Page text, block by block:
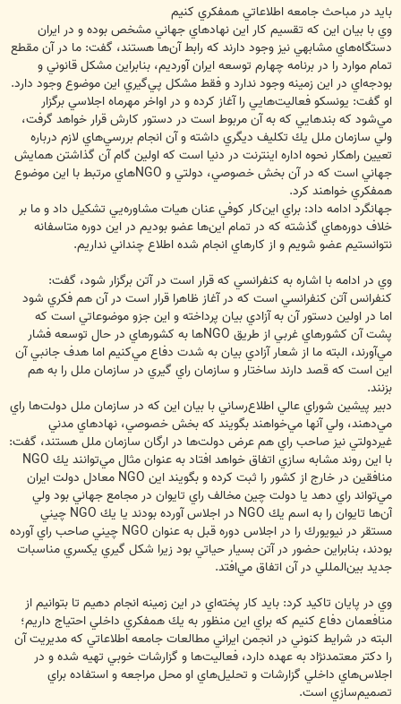
بايد در مباحث جامعه اطلاعاتي همفكري كنيم
وي با بيان اين كه تقسيم كار اين نهادهاي جهاني مشخص بوده و در ايران
دستگاه‌هاي مشابهي نيز وجود دارند كه رابط آن‌ها هستند، گفت: ما در آن مقطع
تمام موارد را در برنامه چهارم توسعه ايران آورديم، بنابراين مشكل قانوني و
بودجه‌اي در اين زمينه وجود ندارد و فقط مشكل پي‌گيري اين موضوع وجود دارد.
او گفت: يونسكو فعاليت‌هايي را آغاز كرده و در اواخر مهرماه اجلاسي برگزار
مي‌شود كه بندهايي كه به آن مربوط است در دستور كارش قرار خواهد گرفت،
ولي سازمان ملل يك تكليف ديگري داشته و آن انجام بررسي‌هاي لازم درباره
تعيين راهكار نحوه اداره اينترنت در دنيا است كه اولين گام آن گذاشتن همايش
جهاني است كه در آن بخش خصوصي، دولتي و NGOهاي مرتبط با اين موضوع
همفكري خواهند كرد.
جهانگرد ادامه داد: براي اين‌كار كوفي عنان هيات مشاوره‌يي تشكيل داد و ما بر
خلاف دوره‌هاي گذشته كه در تمام اين‌ها عضو بوديم در اين دوره متاسفانه
نتوانستيم عضو شويم و از كارهاي انجام شده اطلاع چنداني نداريم.
وي در ادامه با اشاره به كنفرانسي كه قرار است در آتن برگزار شود، گفت:
كنفرانس آتن كنفرانسي است كه در آغاز ظاهرا قرار است در آن هم فكري شود
اما در اولين دستور آن به آزادي بيان پرداخته و اين جزو موضوعاتي است كه
پشت آن كشورهاي غربي از طريق NGOها به كشورهاي در حال توسعه فشار
مي‌آورند، البته ما از شعار آزادي بيان به شدت دفاع مي‌كنيم اما هدف جانبي آن
اين است كه قصد دارند ساختار و سازمان راي گيري در سازمان ملل را به هم
بزنند.
دبير پيشين شوراي عالي اطلاع‌رساني با بيان اين كه در سازمان ملل دولت‌ها راي
مي‌دهند، ولي آنها مي‌خواهند بگويند كه بخش خصوصي، نهادهاي مدني
غيردولتي نيز صاحب راي هم عرض دولت‌ها در ارگان سازمان ملل هستند، گفت:
با اين روند مشابه سازي اتفاق خواهد افتاد به عنوان مثال مي‌توانند يك NGO
منافقين در خارج از کشور را ثبت كرده و بگويند اين NGO معادل دولت ايران
مي‌تواند راي دهد يا دولت چين مخالف راي تايوان در مجامع جهاني بود ولي
آن‌ها تايوان را به اسم يك NGO در اجلاس آورده بودند يا يك NGO چيني
مستقر در نيويورك را در اجلاس دوره قبل به عنوان NGO چيني صاحب راي آورده
بودند، بنابراين حضور در آتن بسيار حياتي بود زيرا شكل گيري يكسري مناسبات
جديد بين‌المللي در آن اتفاق مي‌افتد.
وي در پايان تاكيد كرد: بايد كار پخته‌اي در اين زمينه انجام دهيم تا بتوانيم از
منافعمان دفاع كنيم كه براي اين منظور به يك همفكري داخلي احتياج داريم؛
البته در شرايط كنوني در انجمن ايراني مطالعات جامعه اطلاعاتي كه مديريت آن
را دكتر معتمدنژاد به عهده دارد، فعاليت‌ها و گزارشات خوبي تهيه شده و در
اجلاس‌هاي داخلي گزارشات و تحليل‌هاي او محل مراجعه و استفاده براي
تصميم‌سازي است.